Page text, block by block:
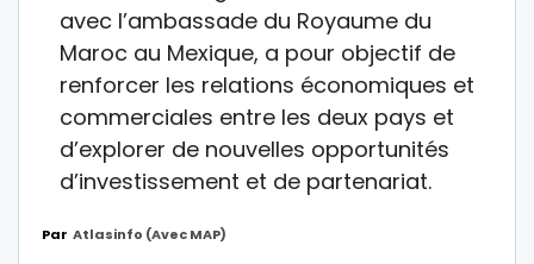
avec l’ambassade du Royaume du
Maroc au Mexique, a pour objectif de
renforcer les relations économiques et
commerciales entre les deux pays et
d’explorer de nouvelles opportunités
d’investissement et de partenariat.
Par Atlasinfo (avec MAP)